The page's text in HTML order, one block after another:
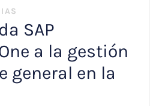
SAP
a la gestión
general en la